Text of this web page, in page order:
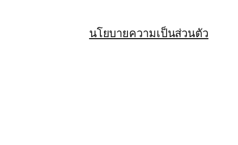
นโยบายความเป็นส่วนตัว